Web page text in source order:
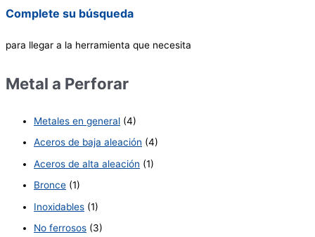
Complete su búsqueda
para llegar a la herramienta que necesita
Metal a Perforar
Metales en general (4)
Aceros de baja aleación (4)
Aceros de alta aleación (1)
Bronce (1)
Inoxidables (1)
No ferrosos (3)